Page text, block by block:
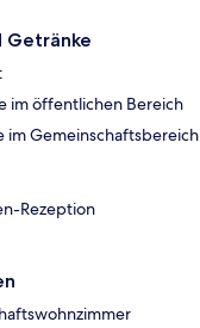
Getränke
im öffentlichen Bereich
im Gemeinschaftsbereich
Rezeption